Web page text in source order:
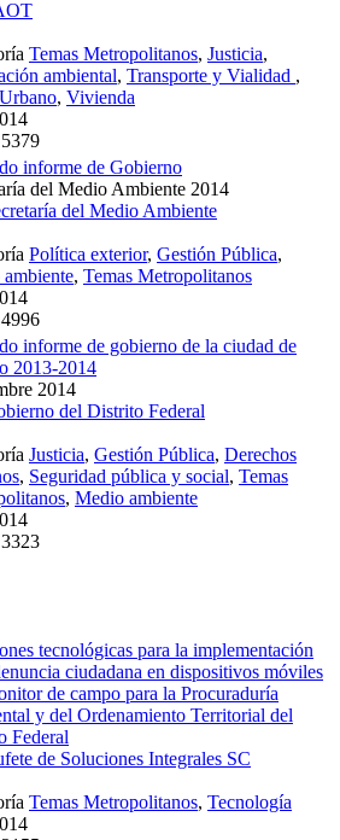
Temas Metropolitanos, Justicia,
ambiental, Transporte y Vialidad ,
, Vivienda
informe de Gobierno
del Medio Ambiente 2014
del Medio Ambiente
Política exterior, Gestión Pública,
, Temas Metropolitanos
informe de gobierno de la ciudad de
2013-2014
2014
del Distrito Federal
Justicia, Gestión Pública, Derechos
, Seguridad pública y social, Temas
, Medio ambiente
tecnológicas para la implementación
ciudadana en dispositivos móviles
de campo para la Procuraduría
y del Ordenamiento Territorial del
Federal
de Soluciones Integrales SC
Temas Metropolitanos, Tecnología